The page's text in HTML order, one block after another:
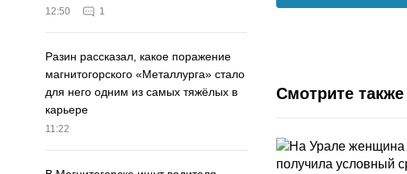
12:50 1
Разин рассказал, какое поражение
магнитогорского «Металлурга» стало
для него одним из самых тяжёлых в
карьере
11:22
Смотрите также